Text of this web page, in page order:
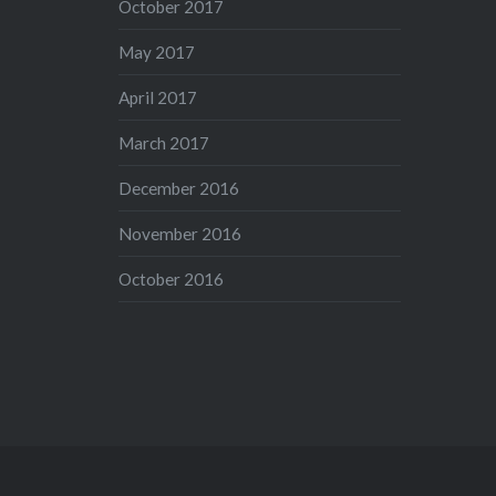
October 2017
May 2017
April 2017
March 2017
December 2016
November 2016
October 2016